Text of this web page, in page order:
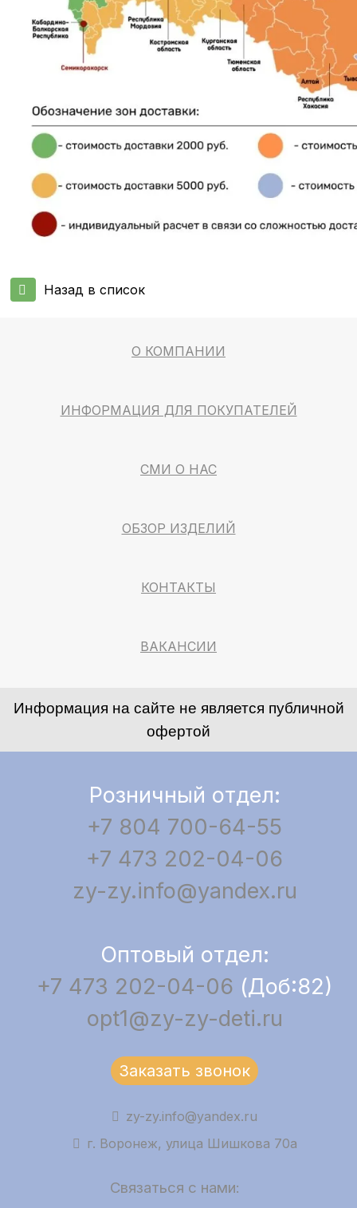
Назад в список
О КОМПАНИИ
ИНФОРМАЦИЯ ДЛЯ ПОКУПАТЕЛЕЙ
СМИ О НАС
ОБЗОР ИЗДЕЛИЙ
КОНТАКТЫ
ВАКАНСИИ
Информация на сайте не является публичной
офертой
Розничный отдел:
+7 804 700-64-55
+7 473 202-04-06
zy-zy.info@yandex.ru
Оптовый отдел:
+7 473 202-04-06 (Доб:82)
opt1@zy-zy-deti.ru
Заказать звонок
zy-zy.info@yandex.ru
г. Воронеж, улица Шишкова 70а
Связаться с нами: